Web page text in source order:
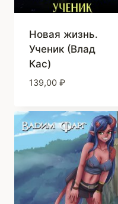
Новая жизнь.
Ученик (Влад
Кас)
139,00 ₽